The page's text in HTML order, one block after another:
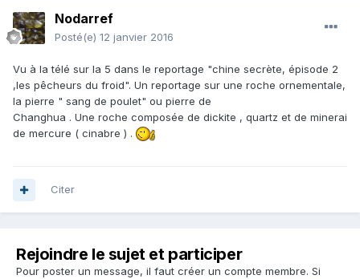
Nodarref
Posté(e) 12 janvier 2016
Vu à la télé sur la 5 dans le reportage "chine secrète, épisode 2
,les pêcheurs du froid". Un reportage sur une roche ornementale,
la pierre " sang de poulet" ou pierre de
Changhua . Une roche composée de dickite , quartz et de minerai
de mercure ( cinabre ) .
Citer
Rejoindre le sujet et participer
Pour poster un message, il faut créer un compte membre. Si